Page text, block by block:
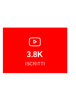
3.8K
ISCRITTI